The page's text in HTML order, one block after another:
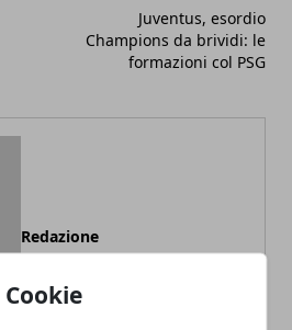
Cookie
Juventus, esordio
Champions da brividi: le
formazioni col PSG
Redazione